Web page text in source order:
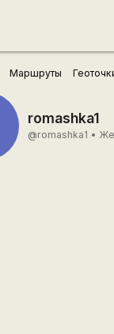
Маршруты
romashka1
@romashka1 •